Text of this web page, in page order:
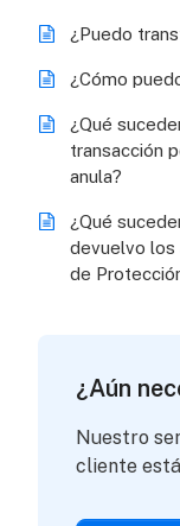
¿Puedo
¿Cómo
¿Qué
transacción
anula?
¿Qué
devuelvo los
de
¿Aún
Nuestro
cliente